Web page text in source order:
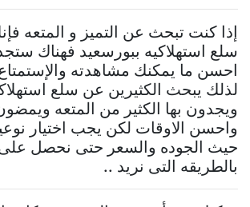
إذا كنت تبحث عن التميز و المتعه
سلع استهلاكيه ببورسعيد فهناك
احسن ما يمكنك مشاهدته
لذلك يبحث الكثيرين عن سلع
ويجدون بها الكثير من المتعه
واحسن الاوقات لكن يجب اختيار
حيث الجوده والسعر حتى نحصل على
بالطريقه التى نريد ..